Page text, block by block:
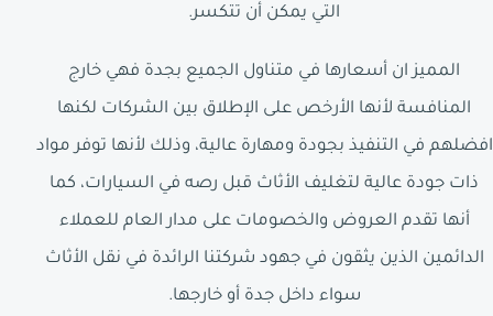
التي يمكن أن تتكسر.
المميز ان أسعارها في متناول الجميع بجدة فهي خارج
المنافسة لأنها الأرخص على الإطلاق بين الشركات لكنها
افضلهم في التنفيذ بجودة ومهارة عالية، وذلك لأنها توفر مواد
ذات جودة عالية لتغليف الأثاث قبل رصه في السيارات، كما
أنها تقدم العروض والخصومات على مدار العام للعملاء
الدائمين الذين يثقون في جهود شركتنا الرائدة في نقل الأثاث
سواء داخل جدة أو خارجها.